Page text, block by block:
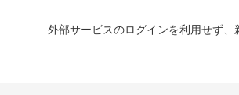
外部サービスのログインを利用せず、